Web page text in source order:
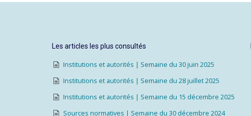
Les articles les plus consultés
Institutions et autorités | Semaine du 30 juin 2025
Institutions et autorités | Semaine du 28 juillet 2025
Institutions et autorités | Semaine du 15 décembre 2025
Sources normatives | Semaine du 30 décembre 2024